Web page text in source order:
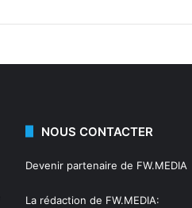
NOUS CONTACTER
Devenir partenaire de FW.MEDIA
La rédaction de FW.MEDIA: